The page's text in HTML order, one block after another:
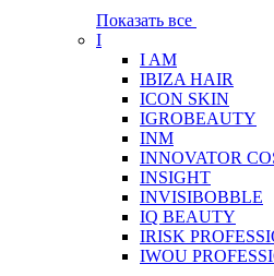
Показать все
I
I AM
IBIZA HAIR
ICON SKIN
IGROBEAUTY
INM
INNOVATOR
INSIGHT
INVISIBOBBLE
IQ BEAUTY
IRISK
IWOU